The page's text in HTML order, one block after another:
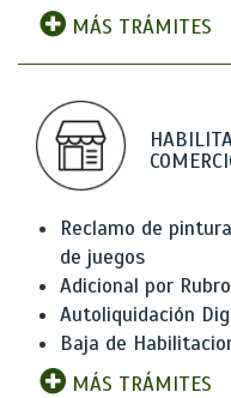
MÁS TRÁMITES
Reclamo de
de juegos
Adicional por Rubro
Autoliquidación
Baja de
MÁS TRÁMITES